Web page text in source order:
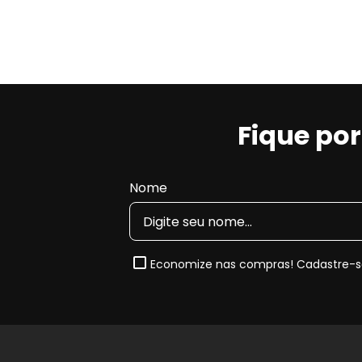
Principais Características da
Maior durabilidadeem comparação a
Esta pastilha segue
Quando e Por que substituir a
O desgaste natural das pastilhas reduz a
Fique
Nome
Economize nas compras! Cadastre-